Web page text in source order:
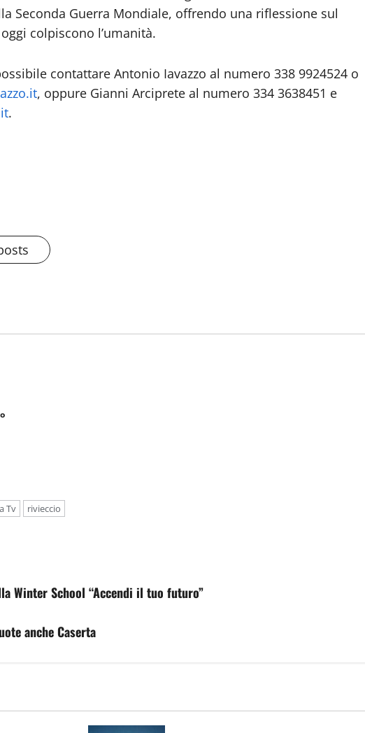
Seconda Guerra Mondiale, offrendo una riflessione sul
colpiscono l’umanità.
contattare Antonio Iavazzo al numero 338 9924524 o
, oppure Gianni Arciprete al numero 334 3638451 e
.
Tv rivieccio
Winter School “Accendi il tuo futuro”
anche Caserta